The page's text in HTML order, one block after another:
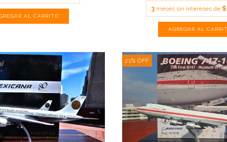
3 meses sin intereses de
21%OFF